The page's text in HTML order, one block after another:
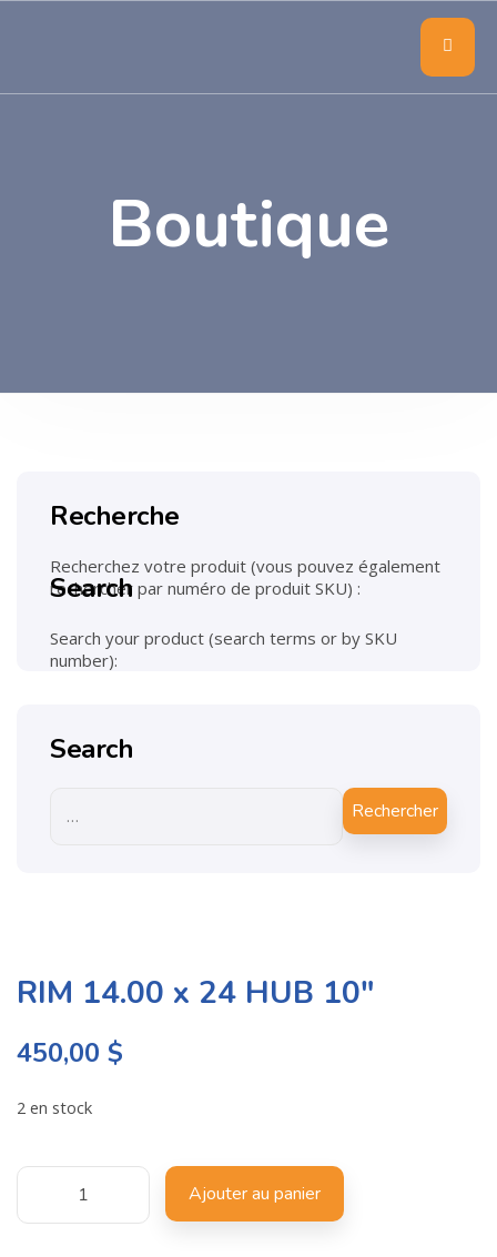
Boutique
RIM 14.00 x 24 HUB 10″
450,00 $
2 en stock
Ajouter au panier
Recherche
Recherchez votre produit (vous pouvez également
rechercher par numéro de produit SKU) :
Search
Search your product (search terms or by SKU
number):
Search
Rechercher